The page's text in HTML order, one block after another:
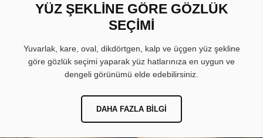
YÜZ ŞEKLİNE GÖRE GÖZLÜK
SEÇİMİ
Yuvarlak, kare, oval, dikdörtgen, kalp ve üçgen yüz şekline
göre gözlük seçimi yaparak yüz hatlarınıza en uygun ve
dengeli görünümü elde edebilirsiniz.
DAHA FAZLA BILGI